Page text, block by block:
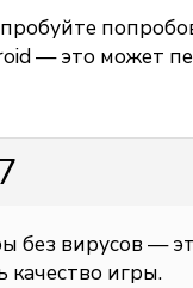
— это может
без вирусов —
качество игры.